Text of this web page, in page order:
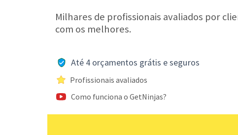
Milhares de profissionais avaliados por
com os melhores.
Até 4 orçamentos grátis e seguros
Profissionais avaliados
Como funciona o GetNinjas?